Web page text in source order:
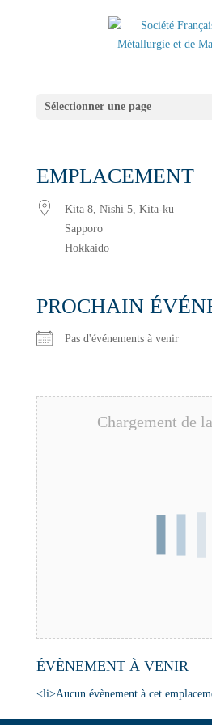
Sélectionner une page
EMPLACEMENT
Kita 8, Nishi 5, Kita-ku
Sapporo
Hokkaido
PROCHAIN
Pas d'événements à venir
Chargement de
ÉVÈNEMENT À VENIR
<li>Aucun évènement à cet